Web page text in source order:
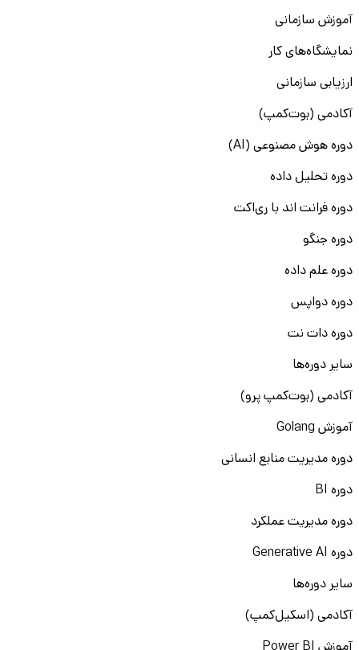
آموزش سازمانی
نمایشگاه‌های کار
ارزیابی سازمانی
آکادمی (بوت‌کمپ)
دوره هوش مصنوعی (AI)
دوره تحلیل داده
دوره فرانت اند با ری‌اکت
دوره جنگو
دوره علم داده
دوره دواپس
دوره دات نت
سایر دوره‌ها
آکادمی (بوت‌کمپ پرو)
آموزش Golang
دوره مدیریت منابع انسانی
دوره BI
دوره مدیریت عملکرد
دوره Generative AI
سایر دوره‌ها
آکادمی (اسکیل‌کمپ)